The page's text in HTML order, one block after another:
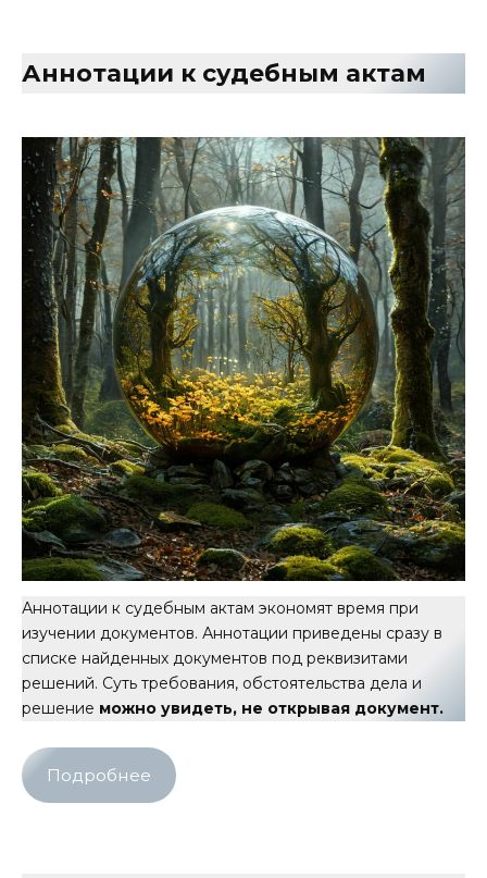
Аннотации к судебным актам
Аннотации к судебным актам экономят время при
изучении документов. Аннотации приведены сразу в
списке найденных документов под реквизитами
решений. Суть требования, обстоятельства дела и
решение можно увидеть, не открывая документ.
Подробнее